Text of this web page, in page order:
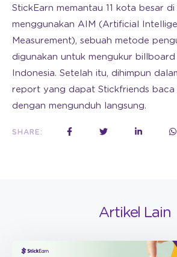
StickEarn memantau 11 kota besar
menggunakan AIM (Artificial
Measurement), sebuah metode
digunakan untuk mengukur
Indonesia. Setelah itu, dihimpun
report yang dapat Stickfriends baca
dengan mengunduh langsung.
SHARE:
Artikel Lain